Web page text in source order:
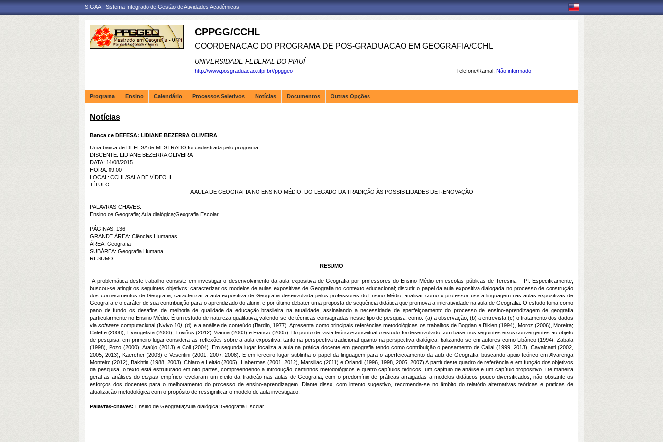
SIGAA - Sistema Integrado de Gestão de Atividades Acadêmicas
CPPGG/CCHL
COORDENACAO DO PROGRAMA DE POS-GRADUACAO EM GEOGRAFIA/CCHL
UNIVERSIDADE FEDERAL DO PIAUÍ
Telefone/Ramal: Não informado
http://www.posgraduacao.ufpi.br//ppggeo
Programa Ensino Calendário Processos Seletivos Notícias Documentos Outras Opções
Notícias
Banca de DEFESA: LIDIANE BEZERRA OLIVEIRA
Uma banca de DEFESA de MESTRADO foi cadastrada pelo programa.
DISCENTE: LIDIANE BEZERRA OLIVEIRA
DATA: 14/08/2015
HORA: 09:00
LOCAL: CCHL/SALA DE VÍDEO II
TÍTULO:
A AULA DE GEOGRAFIA NO ENSINO MÉDIO: DO LEGADO DA TRADIÇÃO ÀS POSSIBILIDADES DE RENOVAÇÃO
PALAVRAS-CHAVES:
Ensino de Geografia; Aula dialógica;Geografia Escolar
PÁGINAS: 136
GRANDE ÁREA: Ciências Humanas
ÁREA: Geografia
SUBÁREA: Geografia Humana
RESUMO:
RESUMO
A problemática deste trabalho consiste em investigar o desenvolvimento da aula expositiva de Geografia por professores do Ensino Médio em escolas públicas de Teresina – PI. Especificamente,
buscou-se atingir os seguintes objetivos: caracterizar os modelos de aulas expositivas de Geografia no contexto educacional; discutir o papel da aula expositiva dialogada no processo de construção
dos conhecimentos de Geografia; caracterizar a aula expositiva de Geografia desenvolvida pelos professores do Ensino Médio; analisar como o professor usa a linguagem nas aulas expositivas de
Geografia e o caráter de sua contribuição para o aprendizado do aluno; e por último debater uma proposta de sequência didática que promova a interatividade na aula de Geografia. O estudo toma como
pano de fundo os desafios de melhoria de qualidade da educação brasileira na atualidade, assinalando a necessidade de aperfeiçoamento do processo de ensino-aprendizagem de geografia
particularmente no Ensino Médio. É um estudo de natureza qualitativa, valendo-se de técnicas consagradas nesse tipo de pesquisa, como: (a) a observação, (b) a entrevista (c) o tratamento dos dados
viasoftware computacional (Nvivo 10) , (d) e a análise de conteúdo (Bardin, 1977). Apresenta como principais referências metodológicas os trabalhos de Bogdan e Biklen (1994), Moroz (2006), Moreira;
Caleffe (2008), Evangelista (2006), Triviños (2012) Vianna (2003) e Franco (2005). Do ponto de vista teórico-conceitual o estudo foi desenvolvido com base nos seguintes eixos convergentes ao objeto
de pesquisa: em primeiro lugar considera as reflexões sobre a aula expositiva, tanto na perspectiva tradicional quanto na perspectiva dialógica, balizando-se em autores como Libâneo (1994), Zabala
(1998), Pozo (2000), Araújo (2013) e Coll (2004). Em segunda lugar focaliza a aula na prática docente em geografia tendo como contribuição o pensamento de Callai (1999, 2013), Cavalcanti (2002,
2005, 2013), Kaercher (2003) e Vesentini (2001, 2007, 2008). E em terceiro lugar sublinha o papel da linguagem para o aperfeiçoamento da aula de Geografia, buscando apoio teórico em Alvarenga
Monteiro (2012), Bakhtin (1988, 2003), Chiaro e Leitão (2005), Habermas (2001, 2012), Marsillac (2011) e Orlandi (1996, 1998, 2005, 2007) A partir deste quadro de referência e em função dos objetivos
da pesquisa, o texto está estruturado em oito partes, compreendendo a introdução, caminhos metodológicos e quatro capítulos teóricos, um capítulo de análise e um capítulo propositivo. De maneira
geral as análises docorpus empírico revelaram um efeito da tradição nas aulas de Geografia, com o predomínio de práticas arraigadas a modelos didáticos pouco diversificados, não obstante os
esforços dos docentes para o melhoramento do processo de ensino-aprendizagem. Diante disso, com intento sugestivo, recomenda-se no âmbito do relatório alternativas teóricas e práticas de
atualização metodológica com o propósito de ressignificar o modelo de aula investigado.
Palavras-chaves: Ensino de Geografia;Aula dialógica; Geografia Escolar.